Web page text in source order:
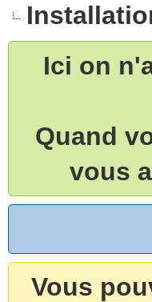
Ici on
Quand
vous
Vous